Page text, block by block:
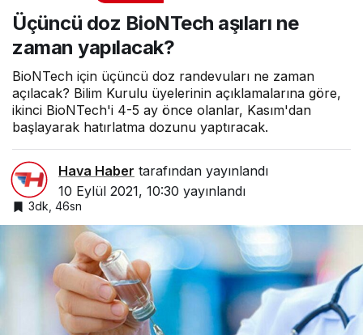
Üçüncü doz BioNTech aşıları ne
zaman yapılacak?
BioNTech için üçüncü doz randevuları ne zaman
açılacak? Bilim Kurulu üyelerinin açıklamalarına göre,
ikinci BioNTech'i 4-5 ay önce olanlar, Kasım'dan
başlayarak hatırlatma dozunu yaptıracak.
Hava Haber tarafından yayınlandı
10 Eylül 2021, 10:30 yayınlandı
3dk, 46sn